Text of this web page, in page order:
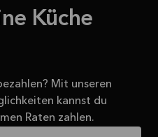
Küche
Mit unseren
kannst du
Raten zahlen.